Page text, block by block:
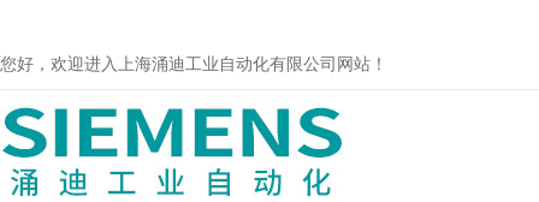
您好，欢迎进入上海涌迪工业自动化有限公司网站！